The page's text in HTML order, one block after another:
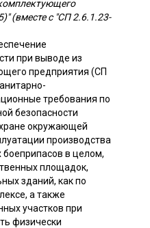
(вместе с "СП 2.6.1.23-
при выводе из
предприятия (СП
требования по
безопасности
окружающей
производства
в целом,
площадок,
зданий, как по
а также
участков при
физически